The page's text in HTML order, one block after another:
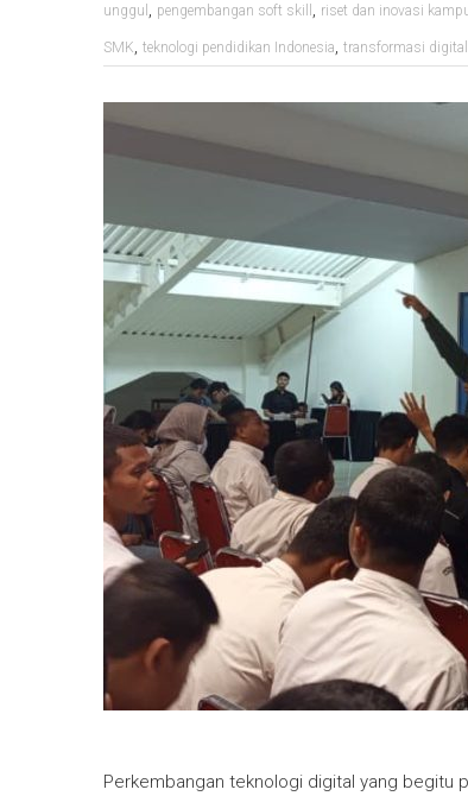
unggul , pengembangan soft skill , riset dan inovasi
SMK, teknologi pendidikan Indonesia, transformasi
Perkembangan teknologi digital yang begitu